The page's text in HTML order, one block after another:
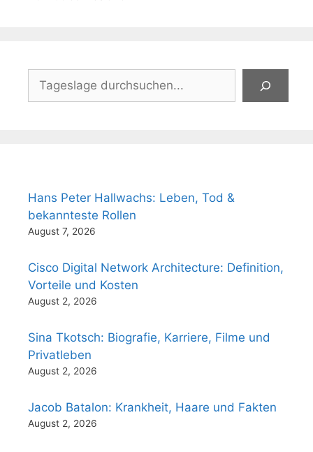
Suchen
Hans Peter Hallwachs: Leben, Tod &
bekannteste Rollen
August 7, 2026
Cisco Digital Network Architecture: Definition,
Vorteile und Kosten
August 2, 2026
Sina Tkotsch: Biografie, Karriere, Filme und
Privatleben
August 2, 2026
Jacob Batalon: Krankheit, Haare und Fakten
August 2, 2026